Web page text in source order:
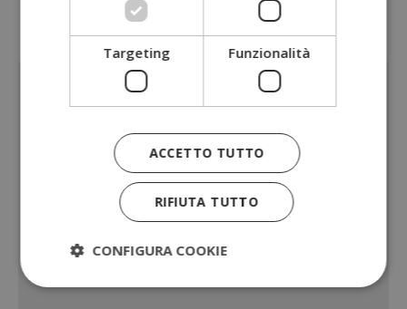
acquisto
Sponsorizzato:
Targeting Funzionalità
ACCETTO TUTTO
RIFIUTA TUTTO
CONFIGURA COOKIE